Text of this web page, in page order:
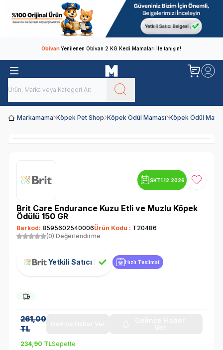
ObivanYenilenen Obivan 2 KG Kedi Mamaları ile tanışın!
Markamama Köpek Pet Shop Köpek Ödül Maması Köpek Ödül
SKT1.12.2026 Favoriye
Brit Care Endurance Kuzu Etli ve Muzlu Köpek
Ödülü 150 GR
Barkod: 8595602540006Ürün Kodu : T20486
(0) Değerlendirme
Yetkili Satıcı Hızlı Teslimat
261,00
TL
234,90 TLSepette